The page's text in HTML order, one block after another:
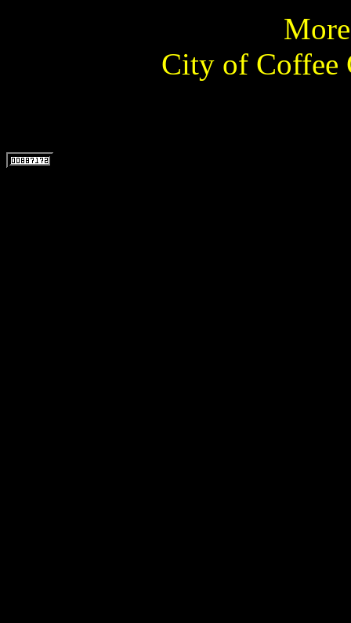
City of Coffee